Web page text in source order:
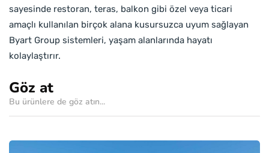
sayesinde restoran, teras, balkon gibi özel veya ticari
amaçlı kullanılan birçok alana kusursuzca uyum sağlayan
Byart Group sistemleri, yaşam alanlarında hayatı
kolaylaştırır.
Göz at
Bu ürünlere de göz atın...